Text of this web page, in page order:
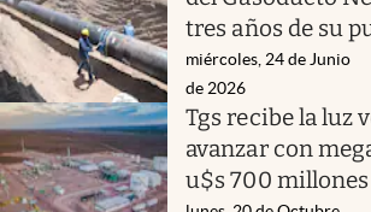
tres años de su
miércoles, 24 de Junio
de 2026
Tgs recibe la luz
avanzar con
u$s 700 millones